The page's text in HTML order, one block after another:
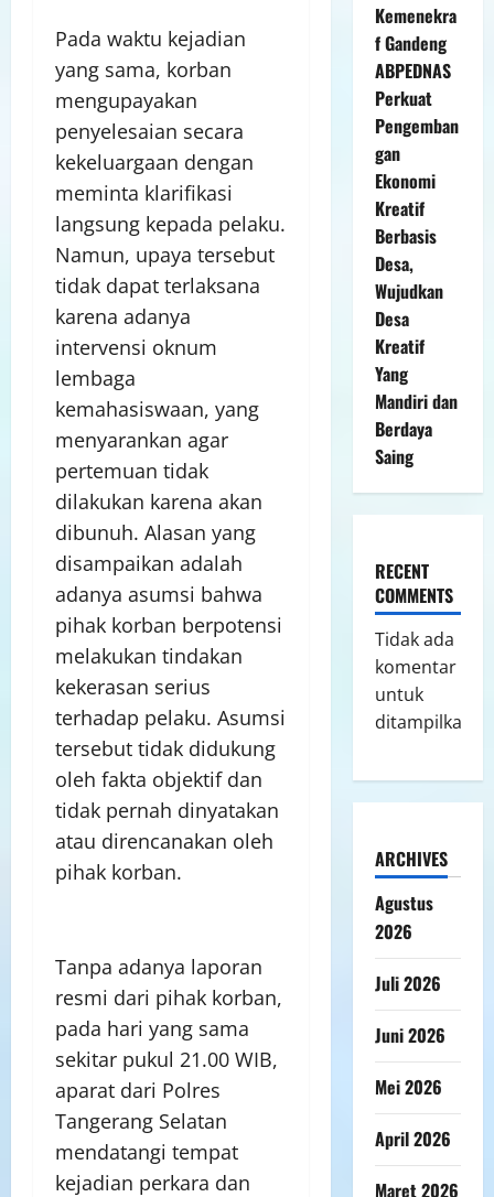
Pada waktu kejadian
yang sama, korban
mengupayakan
penyelesaian secara
kekeluargaan dengan
meminta klarifikasi
langsung kepada pelaku.
Namun, upaya tersebut
tidak dapat terlaksana
karena adanya
intervensi oknum
lembaga
kemahasiswaan, yang
menyarankan agar
pertemuan tidak
dilakukan karena akan
dibunuh. Alasan yang
disampaikan adalah
adanya asumsi bahwa
pihak korban berpotensi
melakukan tindakan
kekerasan serius
terhadap pelaku. Asumsi
tersebut tidak didukung
oleh fakta objektif dan
tidak pernah dinyatakan
atau direncanakan oleh
pihak korban.
Tanpa adanya laporan
resmi dari pihak korban,
pada hari yang sama
sekitar pukul 21.00 WIB,
aparat dari Polres
Tangerang Selatan
mendatangi tempat
kejadian perkara dan
Kemenekra
f Gandeng
ABPEDNAS
Perkuat
Pengemban
gan
Ekonomi
Kreatif
Berbasis
Desa,
Wujudkan
Desa
Kreatif
Yang
Mandiri dan
Berdaya
Saing
RECENT
COMMENTS
Tidak ada
komentar
untuk
ditampilkan.
ARCHIVES
Agustus
2026
Juli 2026
Juni 2026
Mei 2026
April 2026
Maret 2026